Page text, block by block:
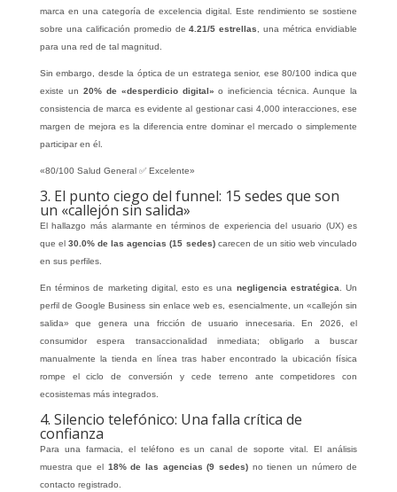
marca en una categoría de excelencia digital. Este rendimiento se sostiene
sobre una calificación promedio de4.21/5 estrellas, una métrica envidiable
para una red de tal magnitud.
Sin embargo, desde la óptica de un estratega senior, ese 80/100 indica que
existe un 20% de «desperdicio digital» o ineficiencia técnica. Aunque la
consistencia de marca es evidente al gestionar casi 4,000 interacciones, ese
margen de mejora es la diferencia entre dominar el mercado o simplemente
participar en él.
«80/100 Salud General ✅ Excelente»
3. El punto ciego del funnel: 15 sedes que son
un «callejón sin salida»
El hallazgo más alarmante en términos de experiencia del usuario (UX) es
que el30.0% de las agencias (15 sedes)carecen de un sitio web vinculado
en sus perfiles.
En términos de marketing digital, esto es una negligencia estratégica. Un
perfil de Google Business sin enlace web es, esencialmente, un «callejón sin
salida» que genera una fricción de usuario innecesaria. En 2026, el
consumidor espera transaccionalidad inmediata; obligarlo a buscar
manualmente la tienda en línea tras haber encontrado la ubicación física
rompe el ciclo de conversión y cede terreno ante competidores con
ecosistemas más integrados.
4. Silencio telefónico: Una falla crítica de
confianza
Para una farmacia, el teléfono es un canal de soporte vital. El análisis
muestra que el 18% de las agencias (9 sedes)no tienen un número de
contacto registrado.